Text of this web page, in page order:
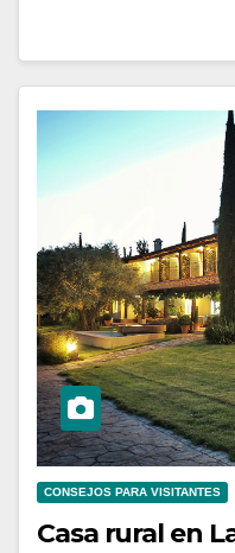
CONSEJOS PARA VISITANTES
Casa rural en